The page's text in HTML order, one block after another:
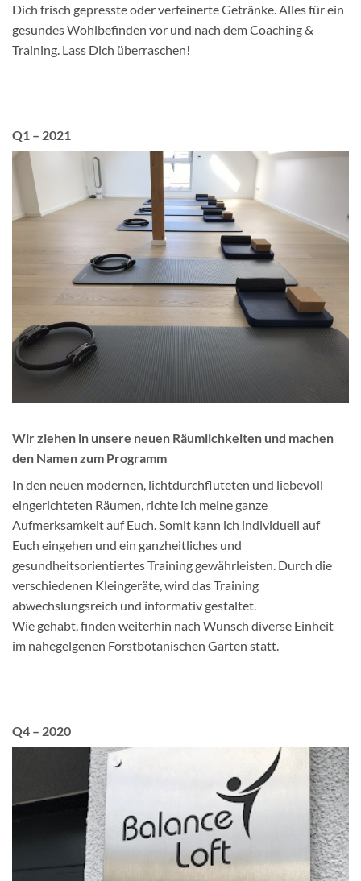
Dich frisch gepresste oder verfeinerte Getränke. Alles für ein
gesundes Wohlbefinden vor und nach dem Coaching &
Training. Lass Dich überraschen!
Q1 – 2021
Wir ziehen in unsere neuen Räumlichkeiten und machen
den Namen zum Programm
In den neuen modernen, lichtdurchfluteten und liebevoll
eingerichteten Räumen, richte ich meine ganze
Aufmerksamkeit auf Euch. Somit kann ich individuell auf
Euch eingehen und ein ganzheitliches und
gesundheitsorientiertes Training gewährleisten. Durch die
verschiedenen Kleingeräte, wird das Training
abwechslungsreich und informativ gestaltet.
Wie gehabt, finden weiterhin nach Wunsch diverse Einheit
im nahegelgenen Forstbotanischen Garten statt.
Q4 – 2020